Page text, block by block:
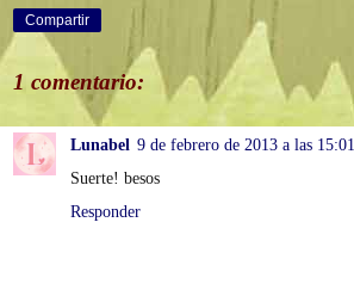
Compartir
1 comentario:
Lunabel 9 de febrero de 2013 a las 15:01
Suerte! besos
Responder